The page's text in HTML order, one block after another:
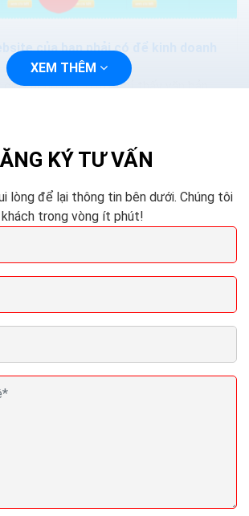
của bạn phải có để kinh doanh
giờ không mong đợi chỉ thấy văn bản
phải có đủ tính tăng chuẩn SEO, tương
XEM THÊM
KÝ TƯ VẤN
lòng để lại thông tin bên dưới. Chúng tôi
khách trong vòng ít phút!